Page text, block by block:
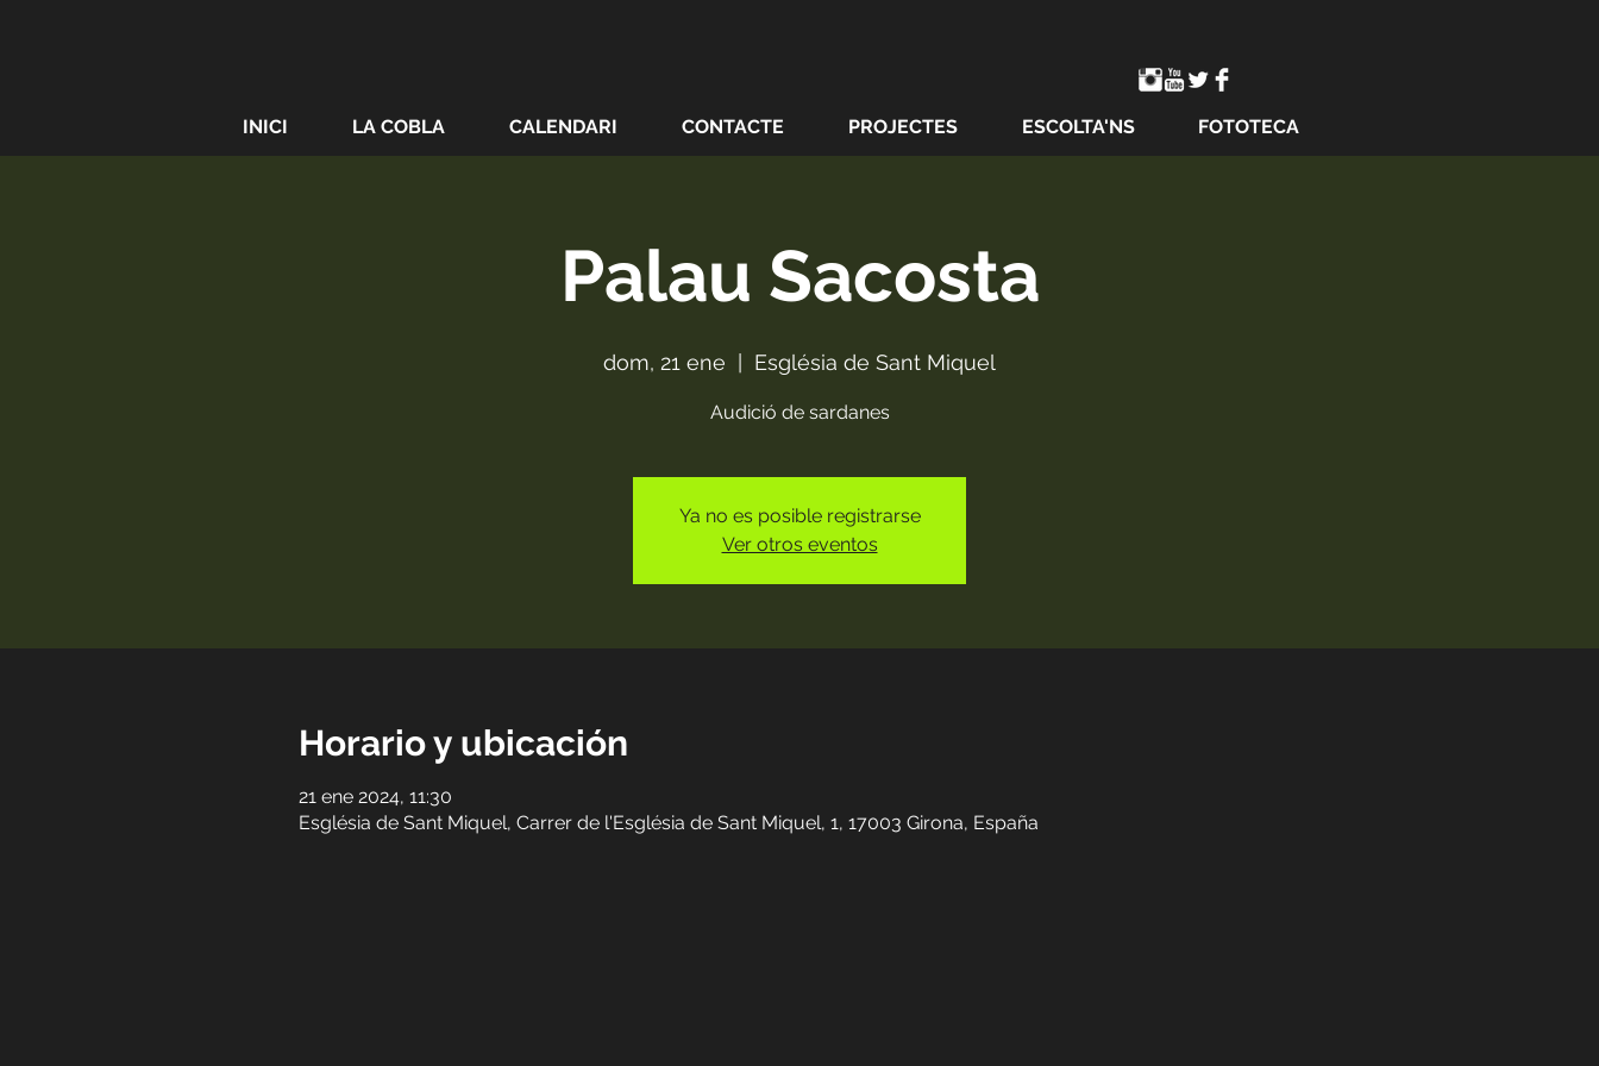
INICI LA COBLA CALENDARI CONTACTE PROJECTES ESCOLTA'NS FOTOTECA
Palau Sacosta
dom, 21 ene Església de Sant Miquel
Audició de sardanes
Ya no es posible registrarse
Ver otros eventos
Horario y ubicación
21 ene 2024, 11:30
Església de Sant Miquel, Carrer de l'Església de Sant Miquel, 1, 17003 Girona, España